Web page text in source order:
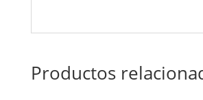
Productos